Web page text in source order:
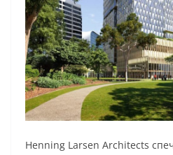
Henning Larsen Architects